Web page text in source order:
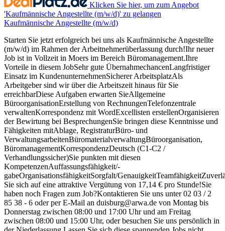
Klicken Sie hier, um zum Angebot
'Kaufmännische Angestellte (m/w/d)' zu gelangen
Kaufmännische Angestellte (m/w/d)
Starten Sie jetzt erfolgreich bei uns als Kaufmännische Angestellte
(m/w/d) im Rahmen der Arbeitnehmerüberlassung durch!Ihr neuer
Job ist in Vollzeit in Moers im Bereich Büromanagement.Ihre
Vorteile in diesem JobSehr gute ÜbernahmechancenLangfristiger
Einsatz im KundenunternehmenSicherer ArbeitsplatzAls
Arbeitgeber sind wir über die Arbeitszeit hinaus für Sie
erreichbarDiese Aufgaben erwarten SieAllgemeine
BüroorganisationErstellung von RechnungenTelefonzentrale
verwaltenKorrespondenz mit WordExcellisten erstellenOrganisieren
der Bewirtung bei BesprechungenSie bringen diese Kenntnisse und
Fähigkeiten mitAblage, RegistraturBüro- und
VerwaltungsarbeitenBüromaterialverwaltungBüroorganisation,
BüromanagementKorrespondenzDeutsch (C1-C2 /
Verhandlungssicher)Sie punkten mit diesen
KompetenzenAuffassungsfähigkeit/-
gabeOrganisationsfähigkeitSorgfalt/
Sie sich auf eine attraktive Vergütung von 17,14 € pro Stunde!Sie
haben noch Fragen zum Job?Kontaktieren Sie uns unter 02 03 / 2
85 38 - 6 oder per E-Mail an duisburg@arwa.de von Montag bis
Donnerstag zwischen 08:00 und 17:00 Uhr und am Freitag
zwischen 08:00 und 15:00 Uhr, oder besuchen Sie uns persönlich in